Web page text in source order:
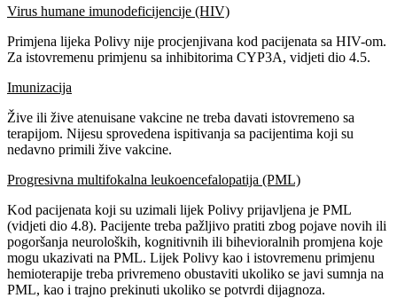
Virus humane imunodeficijencije (HIV)
Primjena lijeka Polivy nije procjenjivana kod pacijenata sa HIV-om.
Za istovremenu primjenu sa inhibitorima CYP3A, vidjeti dio 4.5.
Imunizacija
Žive ili žive atenuisane vakcine ne treba davati istovremeno sa
terapijom. Nijesu sprovedena ispitivanja sa pacijentima koji su
nedavno primili žive vakcine.
Progresivna multifokalna leukoencefalopatija (PML)
Kod pacijenata koji su uzimali lijek Polivy prijavljena je PML
(vidjeti dio 4.8). Pacijente treba pažljivo pratiti zbog pojave novih ili
pogoršanja neuroloških, kognitivnih ili bihevioralnih promjena koje
mogu ukazivati na PML. Lijek Polivy kao i istovremenu primjenu
hemioterapije treba privremeno obustaviti ukoliko se javi sumnja na
PML, kao i trajno prekinuti ukoliko se potvrdi dijagnoza.